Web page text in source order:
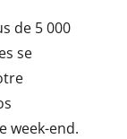
de 5 000
se
week-end.